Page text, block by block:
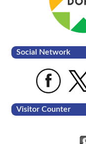
Social Network
Visitor Counter